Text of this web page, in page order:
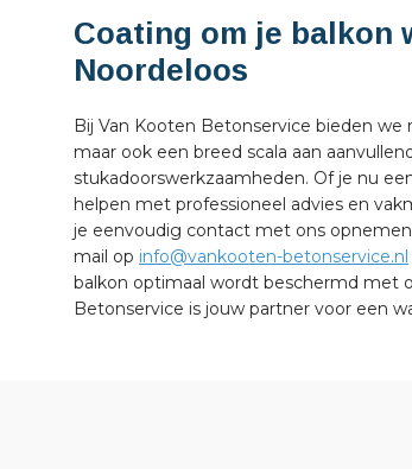
Coating om je balkon
Noordeloos
Bij Van Kooten Betonservice bieden
maar ook een breed scala aan
stukadoorswerkzaamheden. Of je nu
helpen met professioneel advies en
je eenvoudig contact met ons
mail op info@vankooten-betonservice.nl
balkon optimaal wordt beschermd met
Betonservice is jouw partner voor een